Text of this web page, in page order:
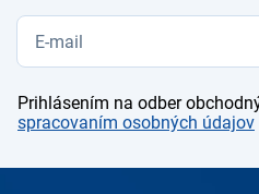
Prihlásením na odber
spracovaním osobných údajov